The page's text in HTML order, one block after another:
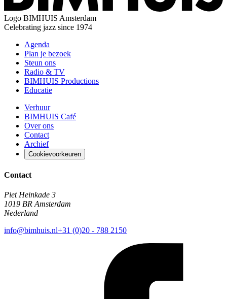
Logo BIMHUIS Amsterdam
Celebrating jazz since 1974
Agenda
Plan je bezoek
Steun ons
Radio & TV
BIMHUIS Productions
Educatie
Verhuur
BIMHUIS Café
Over ons
Contact
Archief
Cookievoorkeuren
Contact
Piet Heinkade 3
1019 BR Amsterdam
Nederland
info@bimhuis.nl+31 (0)20 - 788 2150